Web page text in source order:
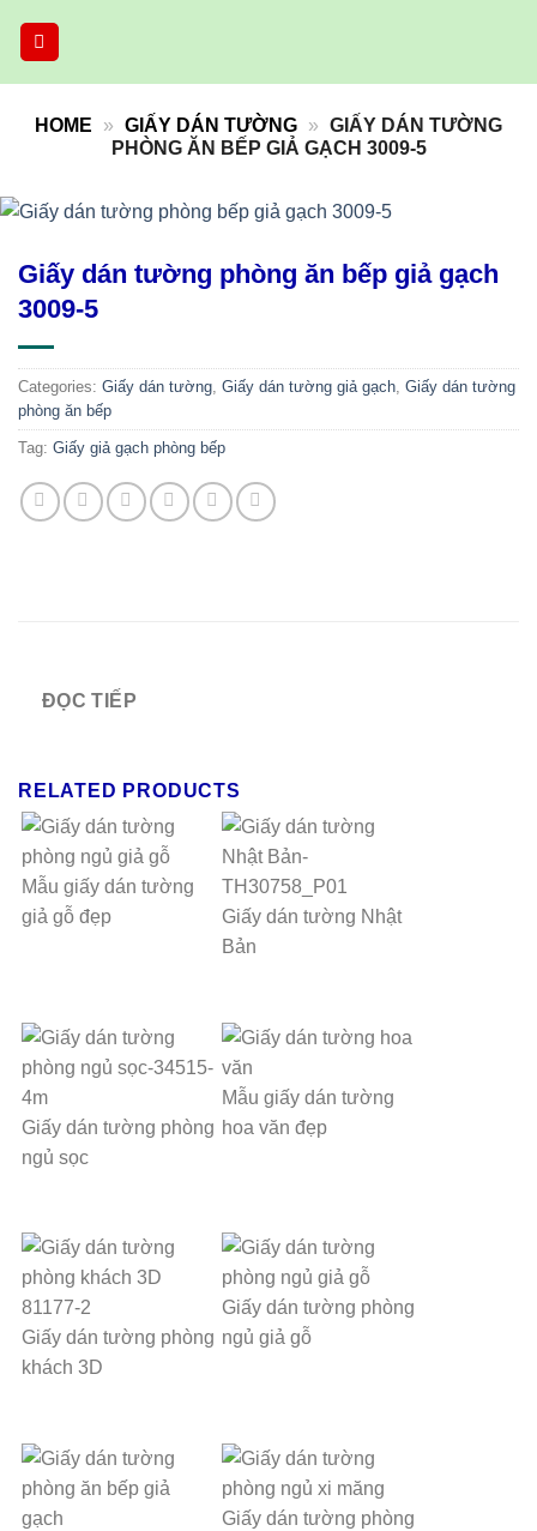
HOME » GIẤY DÁN TƯỜNG » GIẤY DÁN TƯỜNG
PHÒNG ĂN BẾP GIẢ GẠCH 3009-5
Giấy dán tường phòng ăn bếp giả gạch
3009-5
Categories: Giấy dán tường, Giấy dán tường giả gạch, Giấy dán tường
phòng ăn bếp
Tag: Giấy giả gạch phòng bếp
ĐỌC TIẾP
RELATED PRODUCTS
Mẫu giấy dán tường
giả gỗ đẹp
Giấy dán tường Nhật
Bản
Giấy dán tường phòng
ngủ sọc
Mẫu giấy dán tường
hoa văn đẹp
Giấy dán tường phòng
khách 3D
Giấy dán tường phòng
ngủ giả gỗ
Giấy dán tường phòng